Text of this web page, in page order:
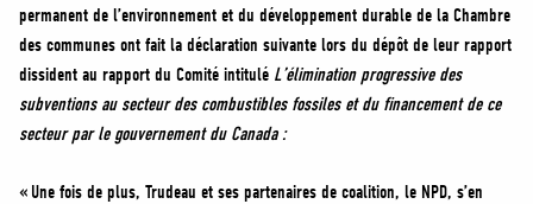
BOUTIQUE
permanent de l’environnement et du développement durable de la Chambre
des communes ont fait la déclaration suivante lors du dépôt de leur rapport
dissident au rapport du Comité intitulé L’élimination progressive des
subventions au secteur des combustibles fossiles et du financement de ce
secteur par le gouvernement du Canada :
« Une fois de plus, Trudeau et ses partenaires de coalition, le NPD, s’en